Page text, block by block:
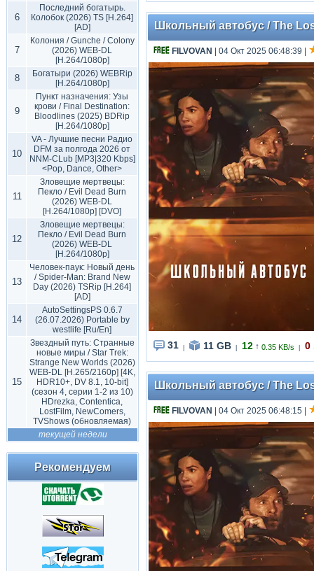
6
Последний богатырь.
Колобок (2026) TS [H.264]
[AD]
7
Колония / Gunche / Colony
(2026) WEB-DL
[H.264/1080p]
8
Богатыри (2026) WEBRip
[H.264/1080p]
9
Пункт назначения: Узы
крови / Final Destination:
Bloodlines (2025) BDRip
[H.264/1080p]
10
VA - Лучшие песни Радио
DFM за полгода 2026 от
NNM-CLub [MP3|320 Kbps]
<Pop, Dance, Other>
11
Зловещие мертвецы:
Пекло / Evil Dead Burn
(2026) WEB-DL
[H.264/1080p] [DVO]
12
Зловещие мертвецы:
Пекло / Evil Dead Burn
(2026) WEB-DL
[H.264/1080p]
13
Человек-паук: Новый день
/ Spider-Man: Brand New
Day (2026) TSRip [H.264]
[AD]
14
AutoSettingsPS 0.6.7
(26.07.2026) Portable by
westlife [Ru/En]
15
Звездный путь: Странные
новые миры / Star Trek:
Strange New Worlds (2026)
WEB-DL [H.265/2160p] [4K,
HDR10+, DV 8.1, 10-bit]
(сезон 4, серии 1-2 из 10)
HDrezka, Contentica,
LostFilm, NewComers,
TVShows (обновляемая)
текущей недели
Рекомендуем
Школьный автобус / The
FILVOVAN | 04 Окт 2025 06:48:39
31 11 GB 12 ↑ 0.35 KB/s 0
Школьный автобус / The
FILVOVAN | 04 Окт 2025 06:48:15